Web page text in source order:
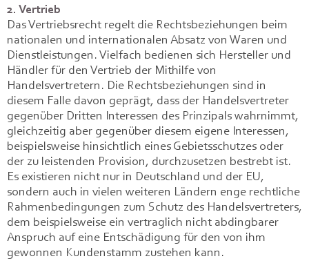
2. Vertrieb
Das Vertriebsrecht regelt die Rechtsbeziehungen beim
nationalen und internationalen Absatz von Waren und
Dienstleistungen. Vielfach bedienen sich Hersteller und
Händler für den Vertrieb der Mithilfe von
Handelsvertretern. Die Rechtsbeziehungen sind in
diesem Falle davon geprägt, dass der Handelsvertreter
gegenüber Dritten Interessen des Prinzipals wahrnimmt,
gleichzeitig aber gegenüber diesem eigene Interessen,
beispielsweise hinsichtlich eines Gebietsschutzes oder
der zu leistenden Provision, durchzusetzen bestrebt ist.
Es existieren nicht nur in Deutschland und der EU,
sondern auch in vielen weiteren Ländern enge rechtliche
Rahmenbedingungen zum Schutz des Handelsvertreters,
dem beispielsweise ein vertraglich nicht abdingbarer
Anspruch auf eine Entschädigung für den von ihm
gewonnen Kundenstamm zustehen kann.